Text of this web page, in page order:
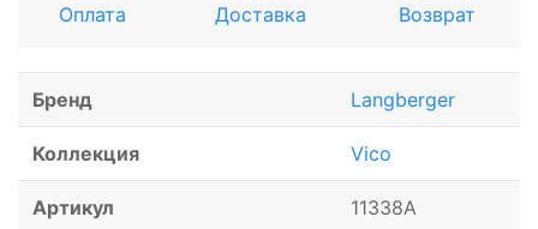
Оплата Доставка Возврат
Бренд Langberger
Коллекция Vico
Артикул 11338A